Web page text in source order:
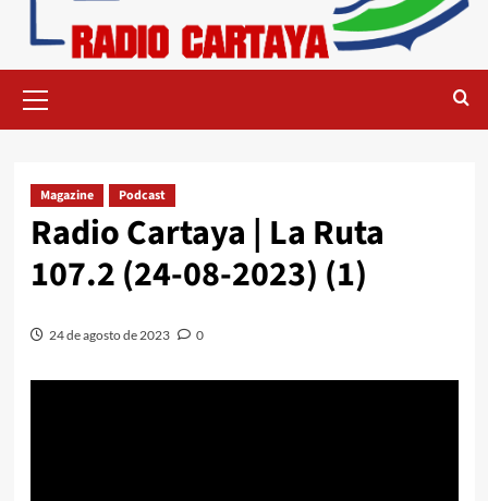
Magazine Podcast
Radio Cartaya | La Ruta
107.2 (24-08-2023) (1)
24 de agosto de 2023 0